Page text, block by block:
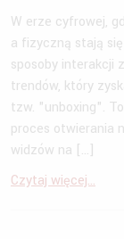
W erze cyfrowej,
a fizyczną stają
sposoby interakcji
trendów, który
tzw. "unboxing".
proces otwierania
widzów na […]
Czytaj więcej...